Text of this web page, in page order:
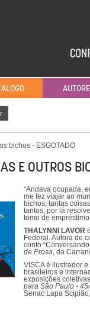
bichos - ESGOTADO
E OUTROS
“Andava ocupada,
me fez viajar ao
bichos, tantas
tantos, por lá
tomo de
THALYNNI LAVOR
Federal. Autora de
conto
de Prosa, da
VISCA é ilustrador
brasileiros e
exposições
para São Paulo -
Senac Lapa